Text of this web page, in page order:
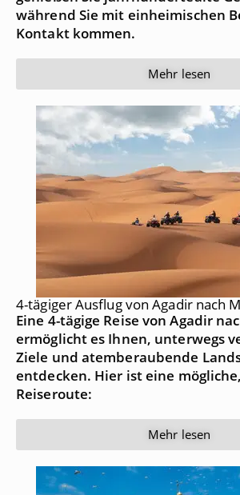
während Sie mit einheimischen
Kontakt kommen.
Mehr lesen
4-tägiger Ausflug von Agadir nach
Eine 4-tägige Reise von Agadir
ermöglicht es Ihnen, unterwegs
Ziele und atemberaubende
entdecken. Hier ist eine
Reiseroute:
Mehr lesen